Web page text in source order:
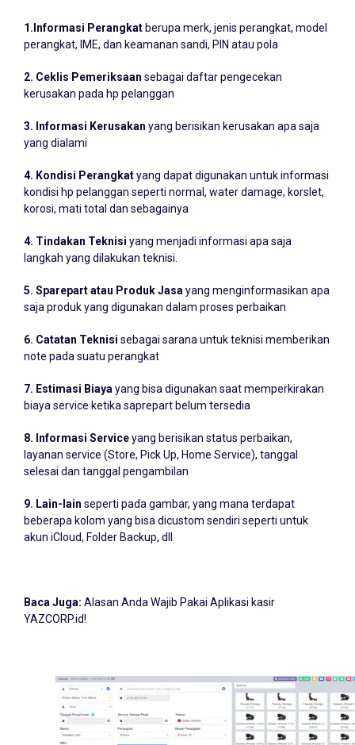
perangkat, IME, dan keamanan sandi, PIN atau pola
kerusakan pada hp pelanggan
yang dialami
kondisi hp pelanggan seperti normal, water damage, korslet,
korosi, mati total dan sebagainya
langkah yang dilakukan teknisi.
saja produk yang digunakan dalam proses perbaikan
note pada suatu perangkat
biaya service ketika saprepart belum tersedia
layanan service (Store, Pick Up, Home Service), tanggal
selesai dan tanggal pengambilan
beberapa kolom yang bisa dicustom sendiri seperti untuk
akun iCloud, Folder Backup, dll
YAZCORP.id!